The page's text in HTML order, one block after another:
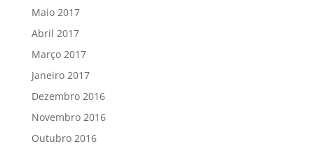
Maio 2017
Abril 2017
Março 2017
Janeiro 2017
Dezembro 2016
Novembro 2016
Outubro 2016